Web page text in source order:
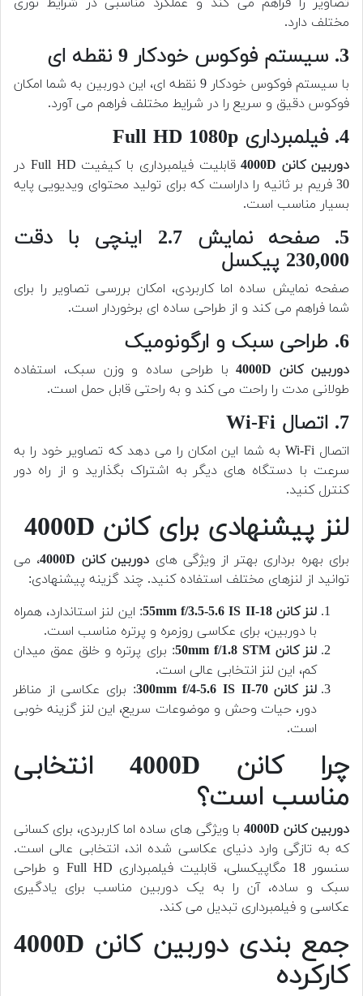
مختلف دارد.
3. سیستم فوکوس خودکار 9 نقطه ای
با سیستم فوکوس خودکار 9 نقطه ای، این دوربین به شما امکان
فوکوس دقیق و سریع را در شرایط مختلف فراهم می آورد.
4. فیلمبرداری Full HD 1080p
دوربین کانن 4000D
قابلیت فیلمبرداری با کیفیت Full HD در
30 فریم بر ثانیه را داراست که برای تولید محتوای ویدیویی پایه
بسیار مناسب است.
5. صفحه نمایش 2.7 اینچی با دقت
230,000 پیکسل
صفحه نمایش ساده اما کاربردی، امکان بررسی تصاویر را برای
شما فراهم می کند و از طراحی ساده ای برخوردار است.
6. طراحی سبک و ارگونومیک
دوربین کانن 4000D
با طراحی ساده و وزن سبک، استفاده
طولانی مدت را راحت می کند و به راحتی قابل حمل است.
7. اتصال Wi-Fi
اتصال Wi-Fi به شما این امکان را می دهد که تصاویر خود را به
سرعت با دستگاه های دیگر به اشتراک بگذارید و از راه دور
کنترل کنید.
لنز پیشنهادی برای کانن 4000D
برای بهره برداری بهتر از ویژگی های دوربین کانن 4000D
، می
توانید از لنزهای مختلف استفاده کنید. چند گزینه پیشنهادی:
لنز کانن 18-55mm f/3.5-5.6 IS II
: این لنز استاندارد، همراه
با دوربین، برای عکاسی روزمره و پرتره مناسب است.
لنز کانن 50mm f/1.8 STM
: برای پرتره و خلق عمق میدان
کم، این لنز انتخابی عالی است.
لنز کانن 70-300mm f/4-5.6 IS II
: برای عکاسی از مناظر
دور، حیات وحش و موضوعات سریع، این لنز گزینه خوبی
است.
چرا کانن 4000D انتخابی
مناسب است؟
دوربین کانن 4000D
با ویژگی های ساده اما کاربردی، برای کسانی
که به تازگی وارد دنیای عکاسی شده اند، انتخابی عالی است.
سنسور 18 مگاپیکسلی، قابلیت فیلمبرداری Full HD و طراحی
سبک و ساده، آن را به یک دوربین مناسب برای یادگیری
عکاسی و فیلمبرداری تبدیل می کند.
جمع بندی دوربین کانن 4000D
کارکرده